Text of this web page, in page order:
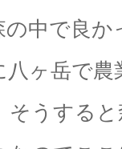
中で良
ヶ岳で農
そうする